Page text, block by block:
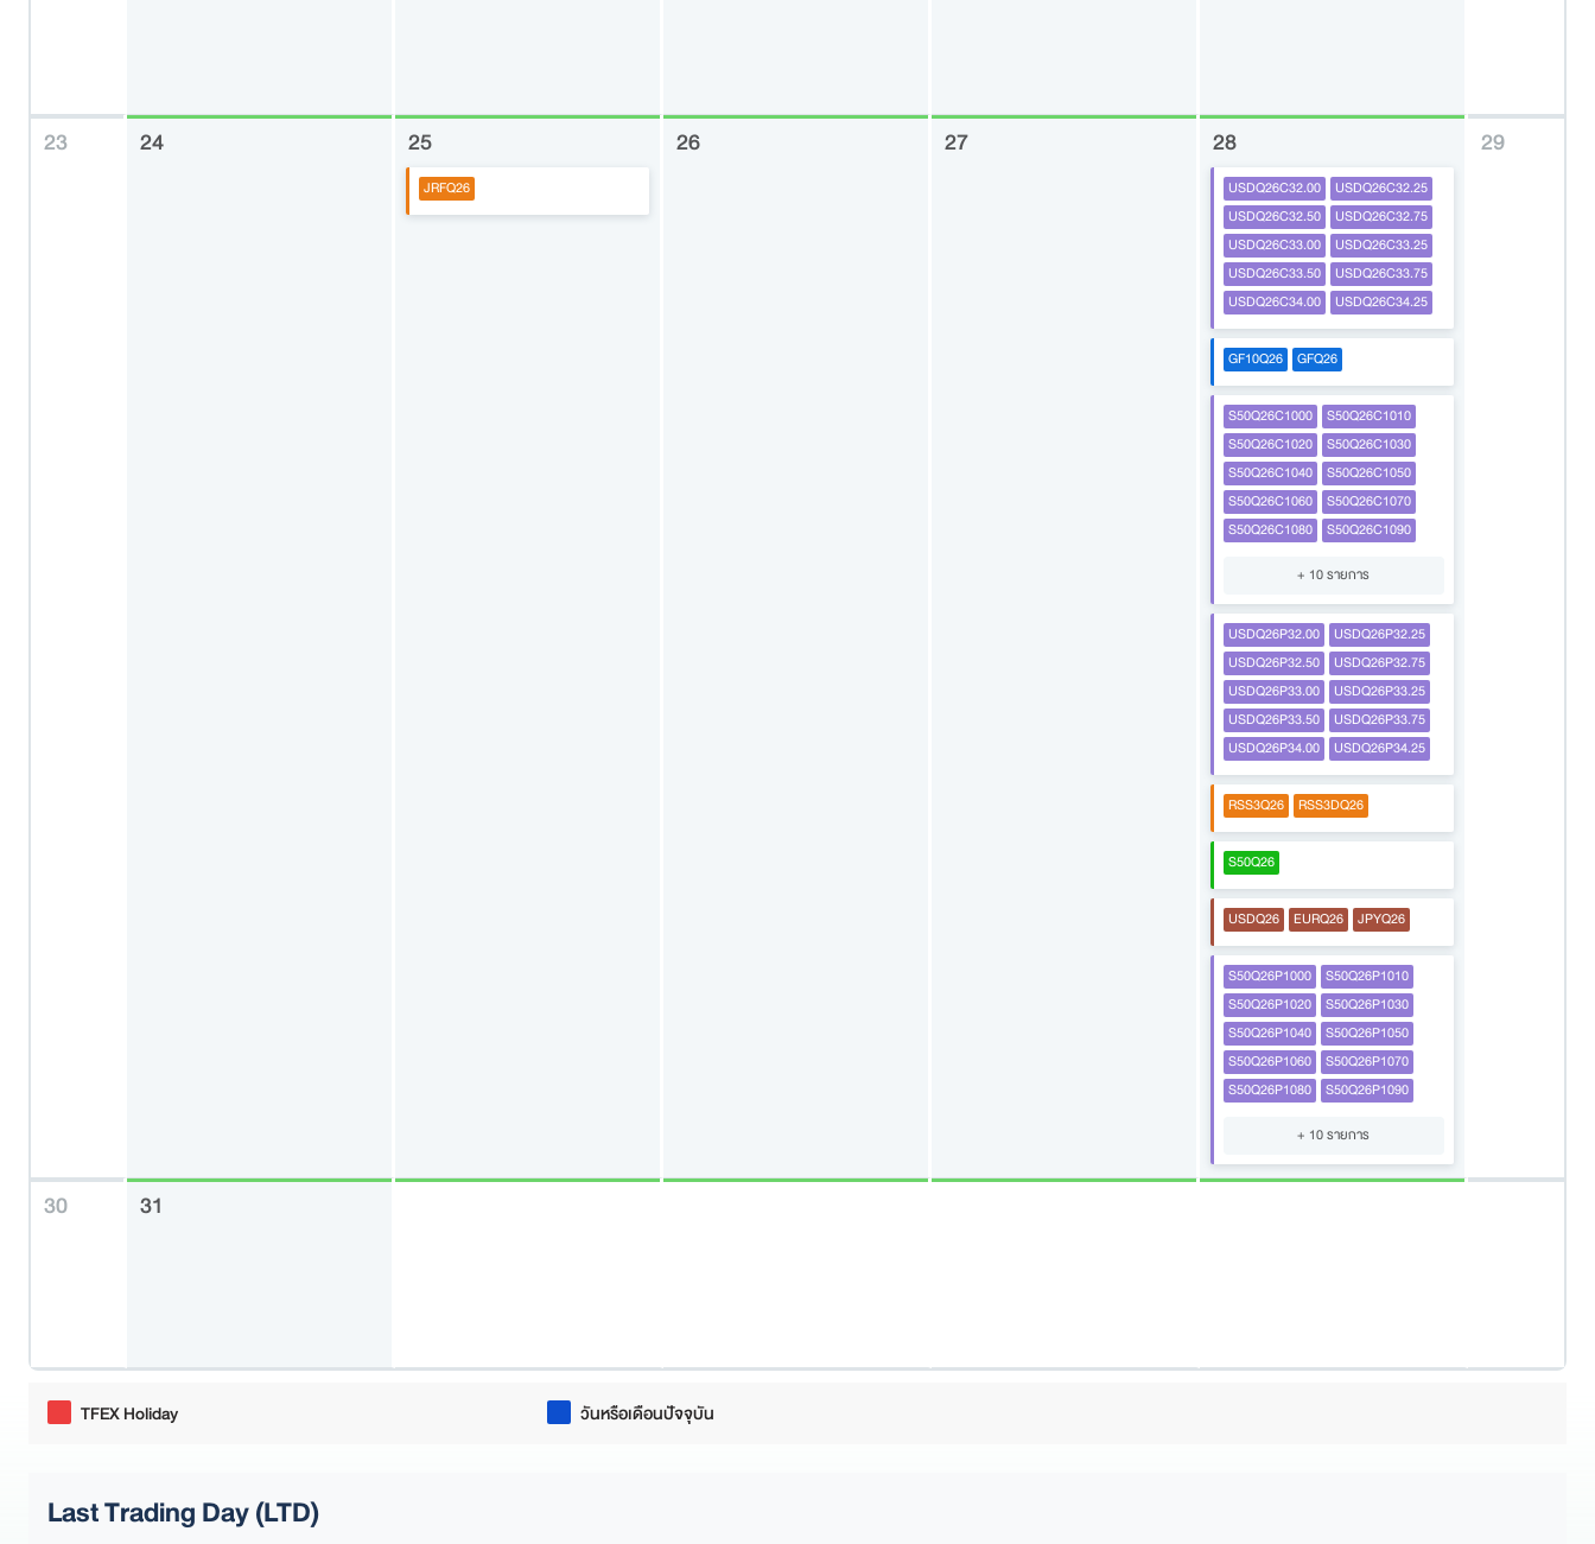
23 24 25
JRFQ26
26 27 28
USDQ26C32.00
USDQ26C32.25
USDQ26C32.50
USDQ26C32.75
USDQ26C33.00
USDQ26C33.25
USDQ26C33.50
USDQ26C33.75
USDQ26C34.00
USDQ26C34.25
GF10Q26 GFQ26
S50Q26C1000
S50Q26C1010
S50Q26C1020
S50Q26C1030
S50Q26C1040
S50Q26C1050
S50Q26C1060
S50Q26C1070
S50Q26C1080
S50Q26C1090
+ 10 รายการ
USDQ26P32.00
USDQ26P32.25
USDQ26P32.50
USDQ26P32.75
USDQ26P33.00
USDQ26P33.25
USDQ26P33.50
USDQ26P33.75
USDQ26P34.00
USDQ26P34.25
RSS3Q26 RSS3DQ26
S50Q26
USDQ26 EURQ26 JPYQ26
S50Q26P1000
S50Q26P1010
S50Q26P1020
S50Q26P1030
S50Q26P1040
S50Q26P1050
S50Q26P1060
S50Q26P1070
S50Q26P1080
S50Q26P1090
+ 10 รายการ
29
30 31
TFEX Holiday วันหรือเดือนปัจจุบัน
Last Trading Day (LTD)